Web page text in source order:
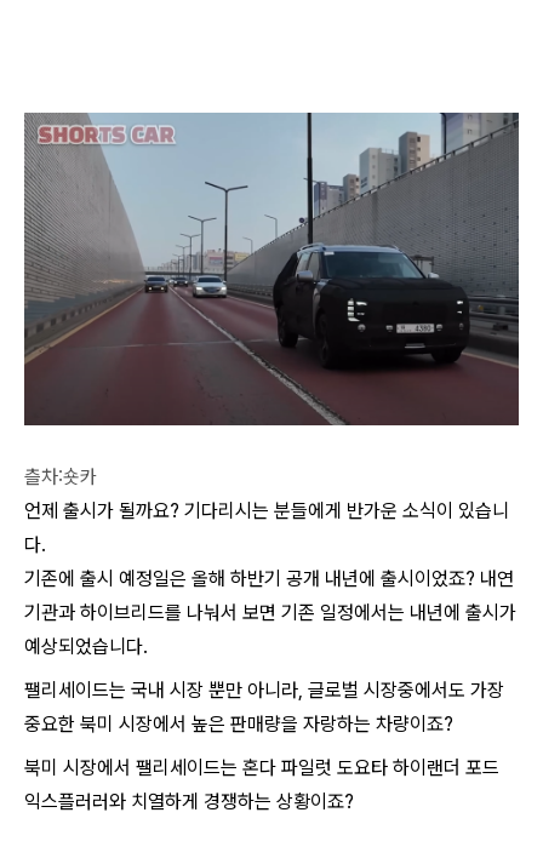
츨차:숏카
언제 출시가 될까요? 기다리시는 분들에게 반가운 소식이 있습니
다.
기존에 출시 예정일은 올해 하반기 공개 내년에 출시이었죠? 내연
기관과 하이브리드를 나눠서 보면 기존 일정에서는 내년에 출시가
예상되었습니다.
팰리세이드는 국내 시장 뿐만 아니라, 글로벌 시장중에서도 가장
중요한 북미 시장에서 높은 판매량을 자랑하는 차량이죠?
북미 시장에서 팰리세이드는 혼다 파일럿 도요타 하이랜더 포드
익스플러러와 치열하게 경쟁하는 상황이죠?